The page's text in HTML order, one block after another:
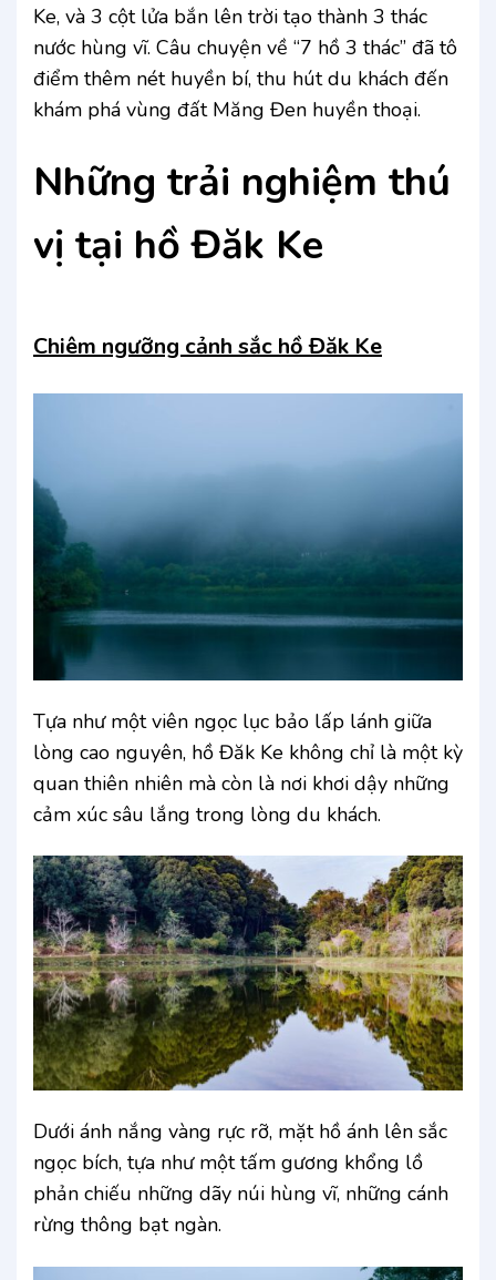
Ke, và 3 cột lửa bắn lên trời tạo thành 3 thác
nước hùng vĩ. Câu chuyện về “7 hồ 3 thác” đã tô
điểm thêm nét huyền bí, thu hút du khách đến
khám phá vùng đất Măng Đen huyền thoại.
Những trải nghiệm thú
vị tại hồ Đăk Ke
Chiêm ngưỡng cảnh sắc hồ Đăk Ke
Tựa như một viên ngọc lục bảo lấp lánh giữa
lòng cao nguyên, hồ Đăk Ke không chỉ là một kỳ
quan thiên nhiên mà còn là nơi khơi dậy những
cảm xúc sâu lắng trong lòng du khách.
Dưới ánh nắng vàng rực rỡ, mặt hồ ánh lên sắc
ngọc bích, tựa như một tấm gương khổng lồ
phản chiếu những dãy núi hùng vĩ, những cánh
rừng thông bạt ngàn.